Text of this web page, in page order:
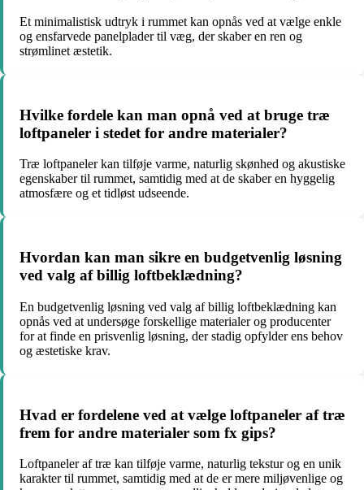
Et minimalistisk udtryk i rummet kan opnås ved at vælge enkle
og ensfarvede panelplader til væg, der skaber en ren og
strømlinet æstetik.
Hvilke fordele kan man opnå ved at bruge træ
loftpaneler i stedet for andre materialer?
Træ loftpaneler kan tilføje varme, naturlig skønhed og akustiske
egenskaber til rummet, samtidig med at de skaber en hyggelig
atmosfære og et tidløst udseende.
Hvordan kan man sikre en budgetvenlig løsning
ved valg af billig loftbeklædning?
En budgetvenlig løsning ved valg af billig loftbeklædning kan
opnås ved at undersøge forskellige materialer og producenter
for at finde en prisvenlig løsning, der stadig opfylder ens behov
og æstetiske krav.
Hvad er fordelene ved at vælge loftpaneler af træ
frem for andre materialer som fx gips?
Loftpaneler af træ kan tilføje varme, naturlig tekstur og en unik
karakter til rummet, samtidig med at de er mere miljøvenlige og